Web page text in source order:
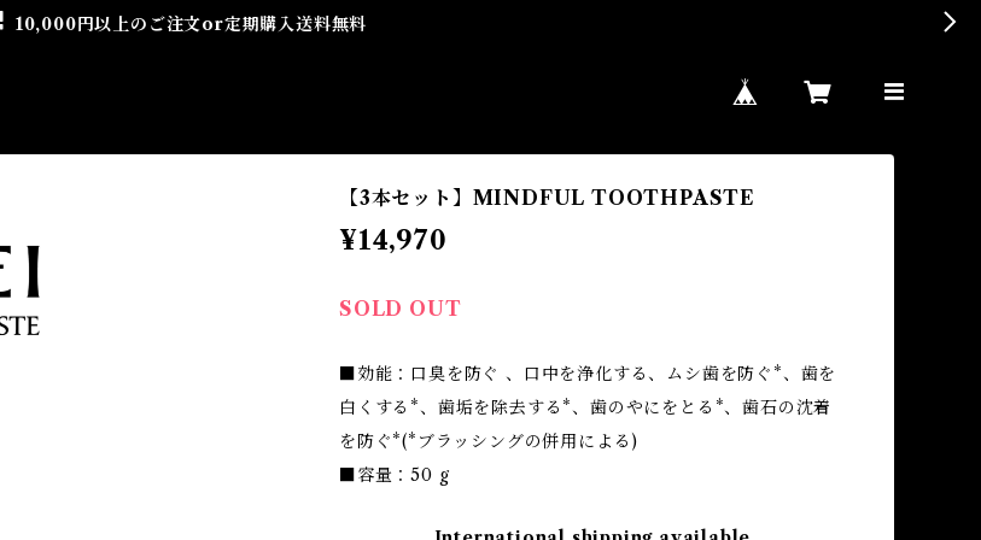
10,000円以上のご注文or定期購入送料無料
【3本セット】MINDFUL TOOTHPASTE
¥14,970
SOLD OUT
■効能：口臭を防ぐ 、口中を浄化する、ムシ歯を防ぐ*、歯を
白くする*、歯垢を除去する*、歯のやにをとる*、歯石の沈着
を防ぐ*(*ブラッシングの併用による)
■容量：50 g